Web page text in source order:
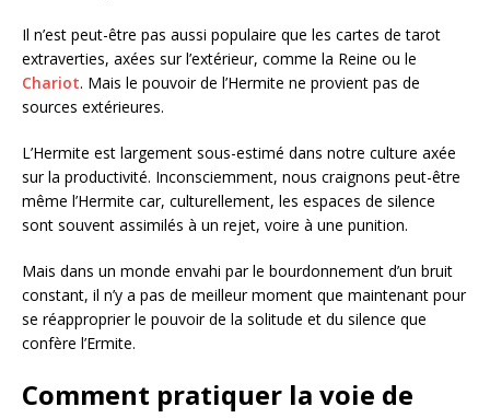
Il n’est peut-être pas aussi populaire que les cartes de tarot
extraverties, axées sur l’extérieur, comme la Reine ou le
Chariot. Mais le pouvoir de l’Hermite ne provient pas de
sources extérieures.
L’Hermite est largement sous-estimé dans notre culture axée
sur la productivité. Inconsciemment, nous craignons peut-être
même l’Hermite car, culturellement, les espaces de silence
sont souvent assimilés à un rejet, voire à une punition.
Mais dans un monde envahi par le bourdonnement d’un bruit
constant, il n’y a pas de meilleur moment que maintenant pour
se réapproprier le pouvoir de la solitude et du silence que
confère l’Ermite.
Comment pratiquer la voie de